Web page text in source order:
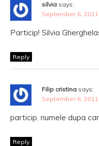
silvia says:
September 6,
Particip! Silvia
Reply
Filip cristina says:
September 6,
particip. numele dupa
Reply